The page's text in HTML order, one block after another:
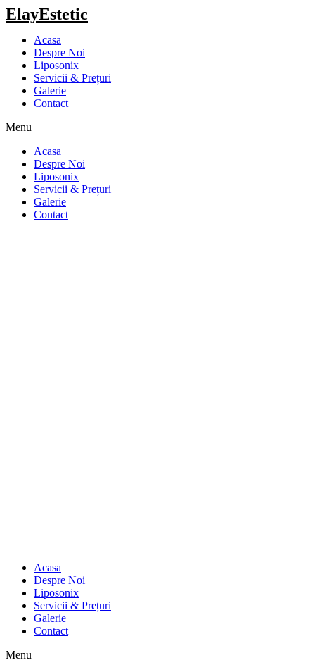
ElayEstetic
Acasa
Despre Noi
Liposonix
Servicii & Prețuri
Galerie
Contact
Menu
Acasa
Despre Noi
Liposonix
Servicii & Prețuri
Galerie
Contact
Acasa
Despre Noi
Liposonix
Servicii & Prețuri
Galerie
Contact
Menu